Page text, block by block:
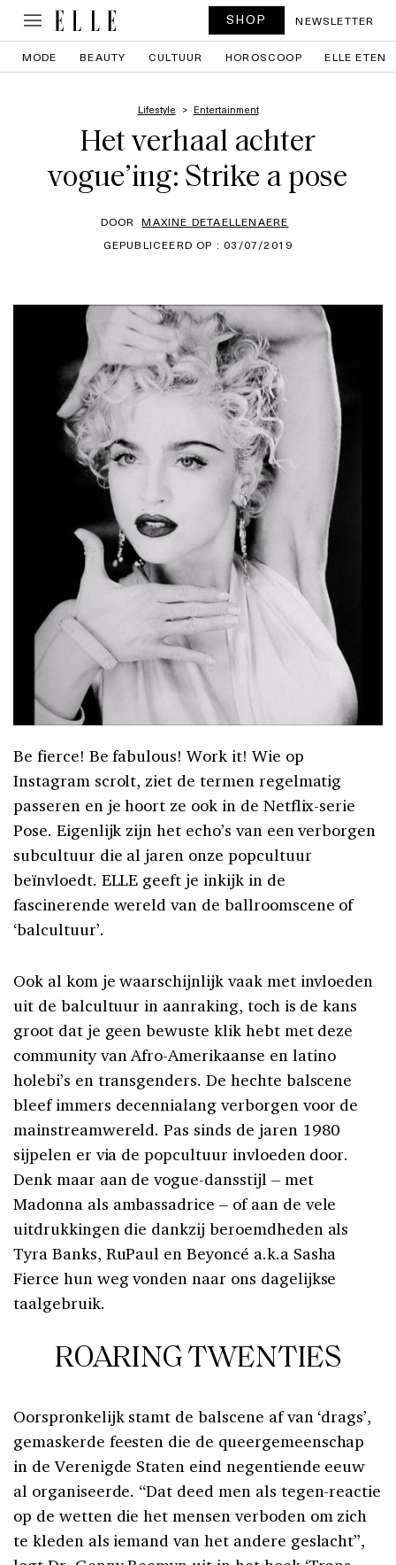
SHOP NEWSLETTER
MODE BEAUTY CULTUUR HOROSCOOP ELLE ETEN
Lifestyle Entertainment
Het verhaal achter
vogue’ing: Strike a pose
DOOR MAXINE DETAELLENAERE
GEPUBLICEERD OP : 03/07/2019
Be fierce! Be fabulous! Work it! Wie op
Instagram scrolt, ziet de termen regelmatig
passeren en je hoort ze ook in de Netflix-serie
Pose. Eigenlijk zijn het echo’s van een verborgen
subcultuur die al jaren onze popcultuur
beïnvloedt. ELLE geeft je inkijk in de
fascinerende wereld van de ballroomscene of
‘balcultuur’.
Ook al kom je waarschijnlijk vaak met invloeden
uit de balcultuur in aanraking, toch is de kans
groot dat je geen bewuste klik hebt met deze
community van Afro-Amerikaanse en latino
holebi’s en transgenders. De hechte balscene
bleef immers decennialang verborgen voor de
mainstreamwereld. Pas sinds de jaren 1980
sijpelen er via de popcultuur invloeden door.
Denk maar aan de vogue-dansstijl – met
Madonna als ambassadrice – of aan de vele
uitdrukkingen die dankzij beroemdheden als
Tyra Banks, RuPaul en Beyoncé a.k.a Sasha
Fierce hun weg vonden naar ons dagelijkse
taalgebruik.
ROARING TWENTIES
Oorspronkelijk stamt de balscene af van ‘drags’,
gemaskerde feesten die de queergemeenschap
in de Verenigde Staten eind negentiende eeuw
al organiseerde. “Dat deed men als tegen-reactie
op de wetten die het mensen verboden om zich
te kleden als iemand van het andere geslacht”,